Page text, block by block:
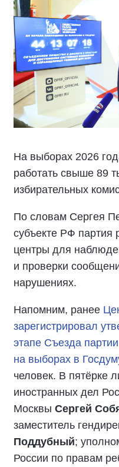
На выборах 2026
работать свыше 89
избирательных
По словам Сергея
субъекте РФ партия
центры для
и проверки
нарушениях.
Напомним, ранее
зарегистрировал
этапе Съезда
на выборах в
человек. В пятёрке
иностранных дел
Москвы Сергей
заместитель
Поддубный;
России по правам